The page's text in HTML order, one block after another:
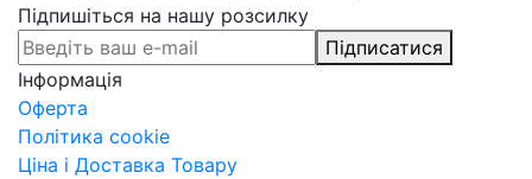
Підпишіться на нашу розсилку
Підписатися
Інформація
Оферта
Політика cookie
Ціна і Доставка Товару